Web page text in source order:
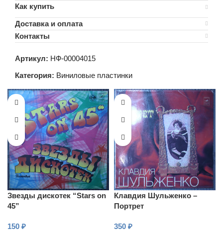
Как купить
Доставка и оплата
Контакты
Артикул: НФ-00004015
Категория: Виниловые пластинки
Звезды дискотек “Stars on
45”
150 ₽
Клавдия Шульженко –
Портрет
350 ₽